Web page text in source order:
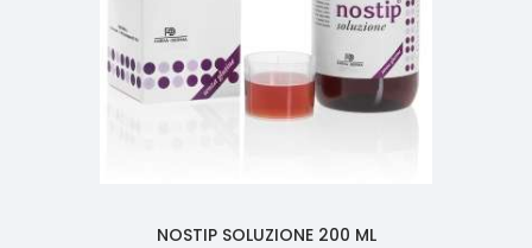
NOSTIP SOLUZIONE 200 ML